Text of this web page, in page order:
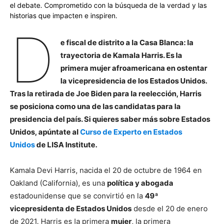
el debate. Comprometido con la búsqueda de la verdad y las
historias que impacten e inspiren.
D
e fiscal de distrito a la Casa Blanca: la
trayectoria de Kamala Harris. Es la
primera mujer afroamericana en ostentar
la vicepresidencia de los Estados Unidos.
Tras la retirada de Joe Biden para la reelección, Harris
se posiciona como una de las candidatas para la
presidencia del país. Si quieres saber más sobre Estados
Unidos, apúntate alCurso de Experto en Estados
Unidosde LISA Institute.
Kamala Devi Harris, nacida el 20 de octubre de 1964 en
Oakland (California), es una política y abogada
estadounidense que se convirtió en la 49ª
vicepresidenta de Estados Unidos desde el 20 de enero
de 2021. Harris es la primera mujer, la primera